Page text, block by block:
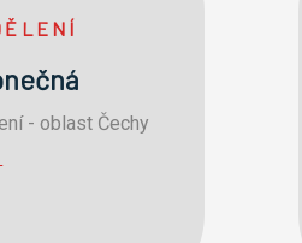
- oblast Čechy